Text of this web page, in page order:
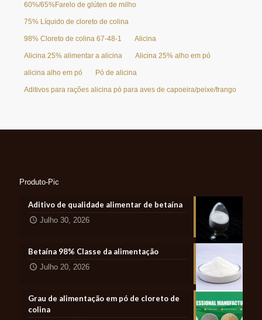
60%/65%Farelo de glúten de milho
75% Líquido de cloreto de colina
98% Cloreto de colina 67-48-1 Alicina
Alicina 25% alimentar a alicina Alicina 25% alho em pó
alicina alho em pó Pó de alicina
Aditivos para rações alicina pó para aves de capoeira/peixe/frango
Produto-Pic
Aditivo de qualidade alimentar de betaína
Julho 30, 2026
Betaína 98% Classe da alimentação
Julho 20, 2026
Grau de alimentação em pó de cloreto de
colina